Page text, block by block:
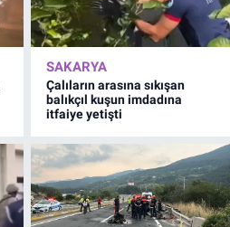
SAKARYA
Çalıların arasına sıkışan
balıkçıl kuşun imdadına
itfaiye yetişti